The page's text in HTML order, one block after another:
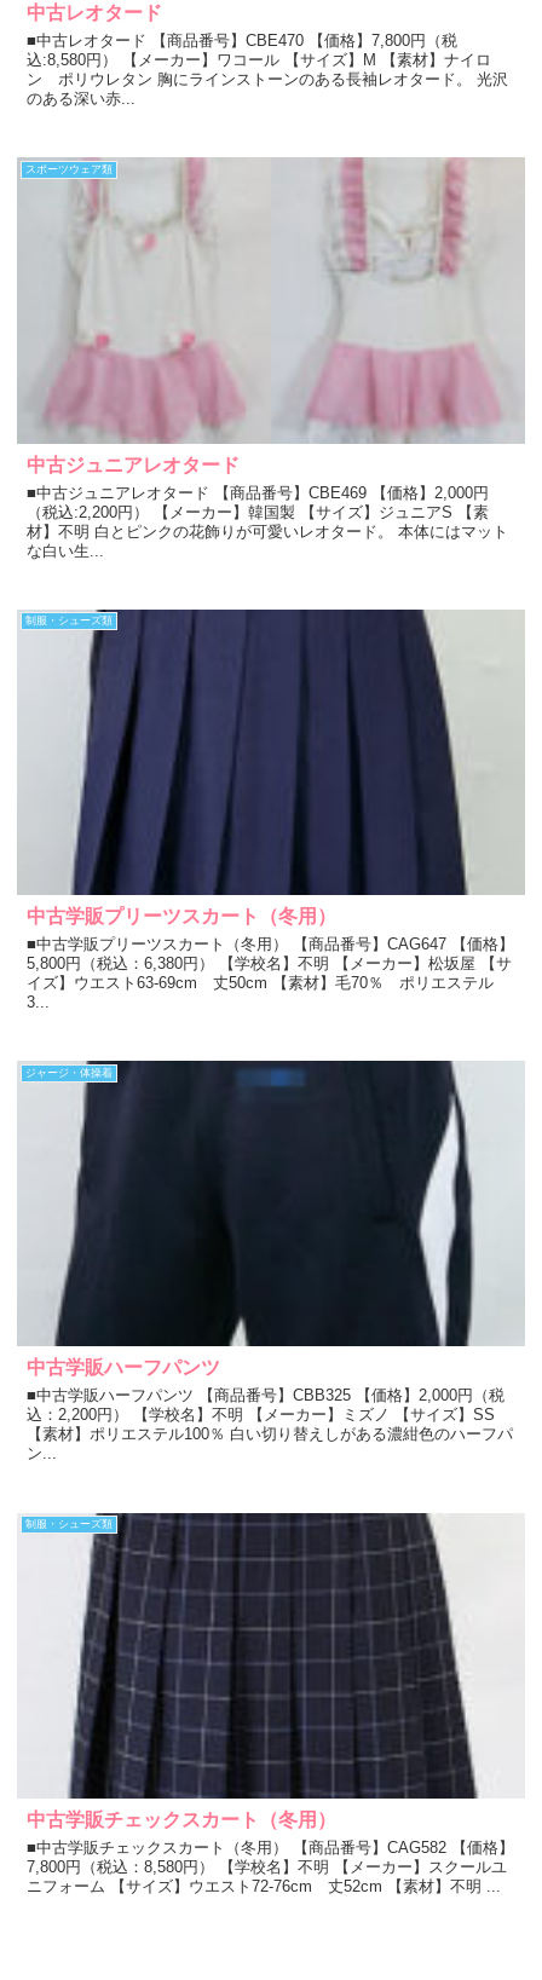
中古レオタード
■中古レオタード 【商品番号】CBE470 【価格】7,800円（税
込:8,580円） 【メーカー】ワコール 【サイズ】M 【素材】ナイロ
ン ポリウレタン 胸にラインストーンのある長袖レオタード。 光沢
のある深い赤...
スポーツウェア類
中古ジュニアレオタード
■中古ジュニアレオタード 【商品番号】CBE469 【価格】2,000円
（税込:2,200円） 【メーカー】韓国製 【サイズ】ジュニアS 【素
材】不明 白とピンクの花飾りが可愛いレオタード。 本体にはマット
な白い生...
制服・シューズ類
中古学販プリーツスカート（冬用）
■中古学販プリーツスカート（冬用） 【商品番号】CAG647 【価格】
5,800円（税込：6,380円） 【学校名】不明 【メーカー】松坂屋 【サ
イズ】ウエスト63-69cm 丈50cm 【素材】毛70％ ポリエステル
3...
ジャージ・体操着
中古学販ハーフパンツ
■中古学販ハーフパンツ 【商品番号】CBB325 【価格】2,000円（税
込：2,200円） 【学校名】不明 【メーカー】ミズノ 【サイズ】SS
【素材】ポリエステル100％ 白い切り替えしがある濃紺色のハーフパ
ン...
制服・シューズ類
中古学販チェックスカート（冬用）
■中古学販チェックスカート（冬用） 【商品番号】CAG582 【価格】
7,800円（税込：8,580円） 【学校名】不明 【メーカー】スクールユ
ニフォーム 【サイズ】ウエスト72-76cm 丈52cm 【素材】不明 ...